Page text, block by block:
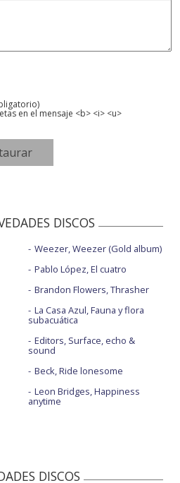
en el mensaje <b> <i> <u>
DISCOS
Weezer, Weezer (Gold album)
Pablo López, El cuatro
Brandon Flowers, Thrasher
La Casa Azul, Fauna y flora
subacuática
Editors, Surface, echo &
sound
Beck, Ride lonesome
Leon Bridges, Happiness
anytime
DISCOS